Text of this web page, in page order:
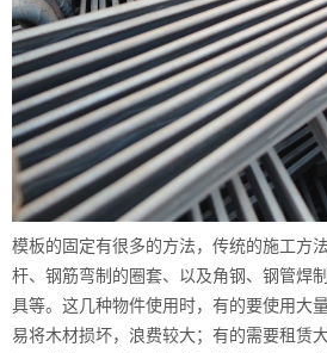
模板的固定有很多的方法，传统的施工方
杆、钢筋弯制的圈套、以及角钢、钢管焊
具等。这几种物件使用时，有的要使用大
易将木材损坏，浪费较大；有的需要租赁